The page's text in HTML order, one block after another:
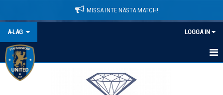
MISSA INTE NÄSTA MATCH!
A-LAG LOGGA IN
HEM